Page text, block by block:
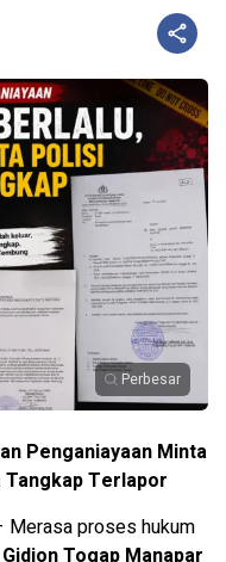
Perbesar
Penganiayaan Minta
Terlapor
Merasa proses hukum